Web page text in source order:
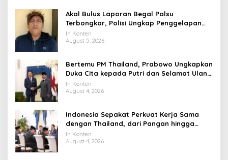
Akal Bulus Laporan Begal Palsu
Terbongkar, Polisi Ungkap Penggelapan
Uang Perusahaan untuk Crypto
In Konten
August 5, 2026
Bertemu PM Thailand, Prabowo Ungkapkan
Duka Cita kepada Putri dan Selamat Ulang
Tahun ke Raja Thailand
In Konten
August 4, 2026
Indonesia Sepakat Perkuat Kerja Sama
dengan Thailand, dari Pangan hingga
Ekonomi Digital
In Konten
August 4, 2026